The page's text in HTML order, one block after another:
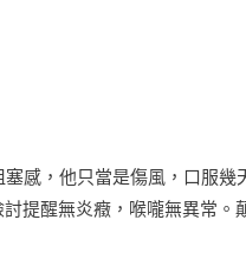
感，他只當是傷風，口服
提醒無炎癥，喉嚨無異常